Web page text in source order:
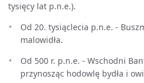
tysięcy lat p.n.e.).
Od 20. tysiąclecia p.n.e. -
malowidła.
Od 500 r. p.n.e. - Wschodni
przynosząc hodowlę bydła i